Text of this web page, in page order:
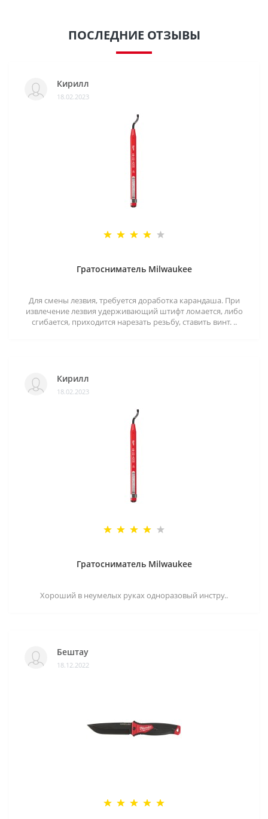
ПОСЛЕДНИЕ ОТЗЫВЫ
Кирилл
18.02.2023
Гратосниматель Milwaukee
Для смены лезвия, требуется доработка карандаша. При
извлечение лезвия удерживающий штифт ломается, либо
сгибается, приходится нарезать резьбу, ставить винт. ..
Кирилл
18.02.2023
Гратосниматель Milwaukee
Хороший в неумелых руках одноразовый инстру..
Бештау
18.12.2022